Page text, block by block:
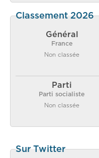
Classement 2026
Général
France
Non classée
Parti
Parti socialiste
Non classée
Sur Twitter